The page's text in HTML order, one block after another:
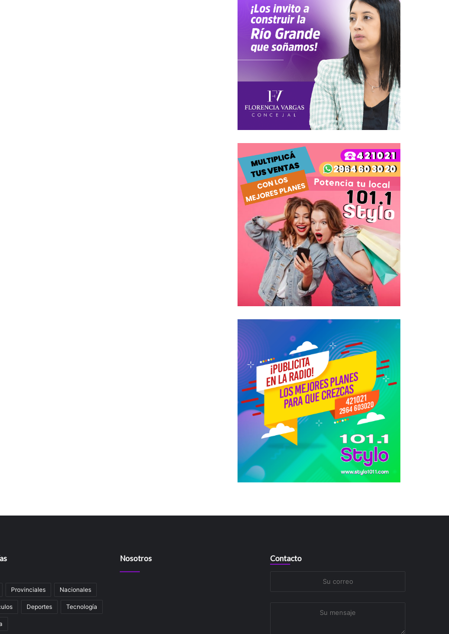
Provinciales Nacionales
Deportes Tecnología
Nosotros Contacto